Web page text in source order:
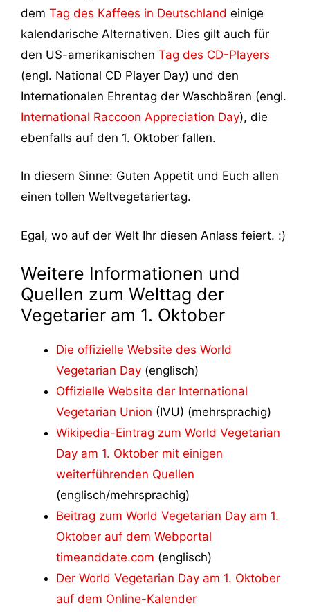
dem Tag des Kaffees in Deutschland einige
kalendarische Alternativen. Dies gilt auch für
den US-amerikanischen Tag des CD-Players
(engl. National CD Player Day) und den
Internationalen Ehrentag der Waschbären (engl.
International Raccoon Appreciation Day), die
ebenfalls auf den 1. Oktober fallen.
In diesem Sinne: Guten Appetit und Euch allen
einen tollen Weltvegetariertag.
Egal, wo auf der Welt Ihr diesen Anlass feiert. :)
Weitere Informationen und
Quellen zum Welttag der
Vegetarier am 1. Oktober
Die offizielle Website des World
Vegetarian Day (englisch)
Offizielle Website der International
Vegetarian Union (IVU) (mehrsprachig)
Wikipedia-Eintrag zum World Vegetarian
Day am 1. Oktober mit einigen
weiterführenden Quellen
(englisch/mehrsprachig)
Beitrag zum World Vegetarian Day am 1.
Oktober auf dem Webportal
timeanddate.com (englisch)
Der World Vegetarian Day am 1. Oktober
auf dem Online-Kalender